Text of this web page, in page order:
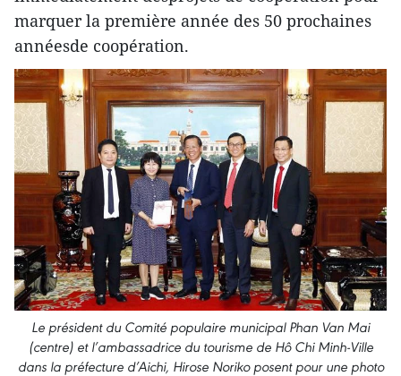
marquer la première année des 50 prochaines
annéesde coopération.
Le président du Comité populaire municipal Phan Van Mai
(centre) et l’ambassadrice du tourisme de Hô Chi Minh-Ville
dans la préfecture d’Aichi, Hirose Noriko posent pour une photo